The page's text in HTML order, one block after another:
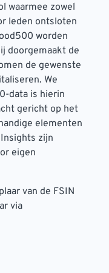
waarmee zowel
leden ontsloten
worden
doorgemaakt de
de gewenste
We
data is hierin
gericht op het
elementen
zijn
eigen
van de FSIN
via